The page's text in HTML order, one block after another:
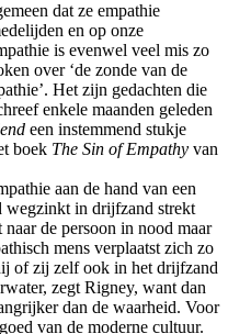
dat ze empathie
en op onze
is evenwel veel mis zo
over ‘de zonde van de
Het zijn gedachten die
enkele maanden geleden
een instemmend stukje
boek The Sin of Empathy van
aan de hand van een
wegzinkt in drijfzand strekt
de persoon in nood maar
mens verplaatst zich zo
of zij zelf ook in het drijfzand
zegt Rigney, want dan
dan de waarheid. Voor
van de moderne cultuur.